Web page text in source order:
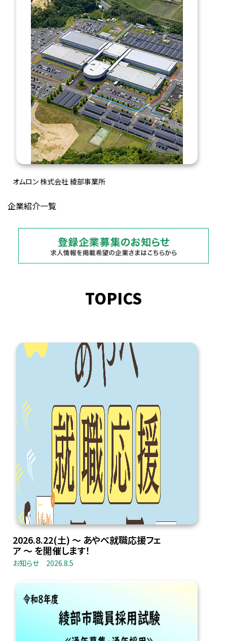
オムロン 株式会社 綾部事業所
企業紹介一覧
TOPICS
2026.8.22(土) 〜 あやべ就職応援フェ
ア 〜 を開催します！
お知らせ 2026.8.5